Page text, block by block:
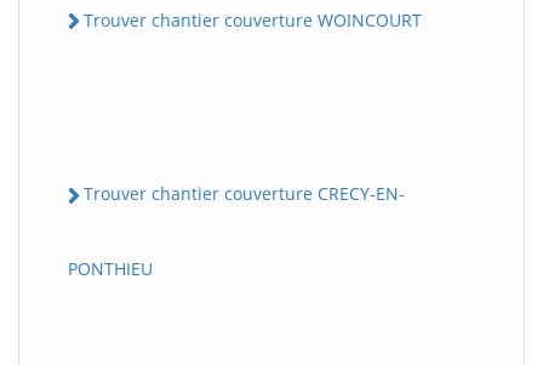
Trouver chantier couverture WOINCOURT
Trouver chantier couverture CRECY-EN-
PONTHIEU